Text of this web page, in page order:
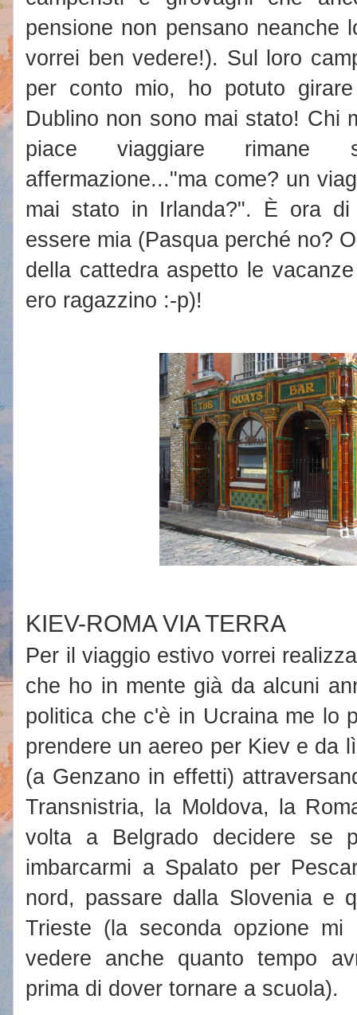
pensione non pensano neanche
vorrei ben vedere!). Sul loro
per conto mio, ho potuto
Dublino non sono mai stato! Chi
piace viaggiare rimane
affermazione..."ma come? un
mai stato in Irlanda?". È ora
essere mia (Pasqua perché no?
della cattedra aspetto le
ero ragazzino :-p)!
KIEV-ROMA VIA TERRA
Per il viaggio estivo vorrei
che ho in mente già da alcuni
politica che c'è in Ucraina me lo
prendere un aereo per Kiev e da
(a Genzano in effetti)
Transnistria, la Moldova, la
volta a Belgrado decidere se
imbarcarmi a Spalato per
nord, passare dalla Slovenia e
Trieste (la seconda opzione
vedere anche quanto tempo
prima di dover tornare a scuola).